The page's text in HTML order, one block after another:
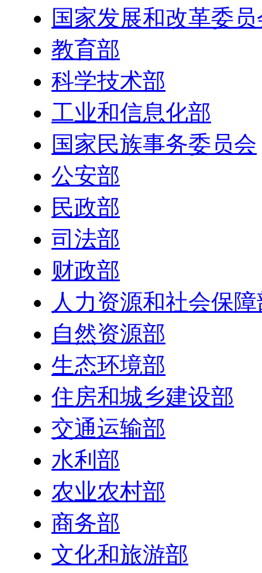
国家发展和改革委
教育部
科学技术部
工业和信息化部
国家民族事务委员会
公安部
民政部
司法部
财政部
人力资源和社会保
自然资源部
生态环境部
住房和城乡建设部
交通运输部
水利部
农业农村部
商务部
文化和旅游部